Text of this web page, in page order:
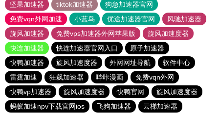
坚果加速器
tiktok加速器
狗急加速器官网
免费vqn外网加速
小蓝鸟 优途加速器官网
风驰加速器
旋风加速器
免费vps加速器外网苹果版
旋风加速度器
快连加速器
快连加速器官网入口
原子加速器
快鸭加速器
旋风加速度器 外网网址导航
软件中心
雷霆加速
狂飙加速器 哔咔漫画
免费vqn外网
快鸭vp加速器
旋风加速度器 快鸭官网
旋风加速度器
蚂蚁加速npv下载官网ios
飞狗加速器 云梯加速器